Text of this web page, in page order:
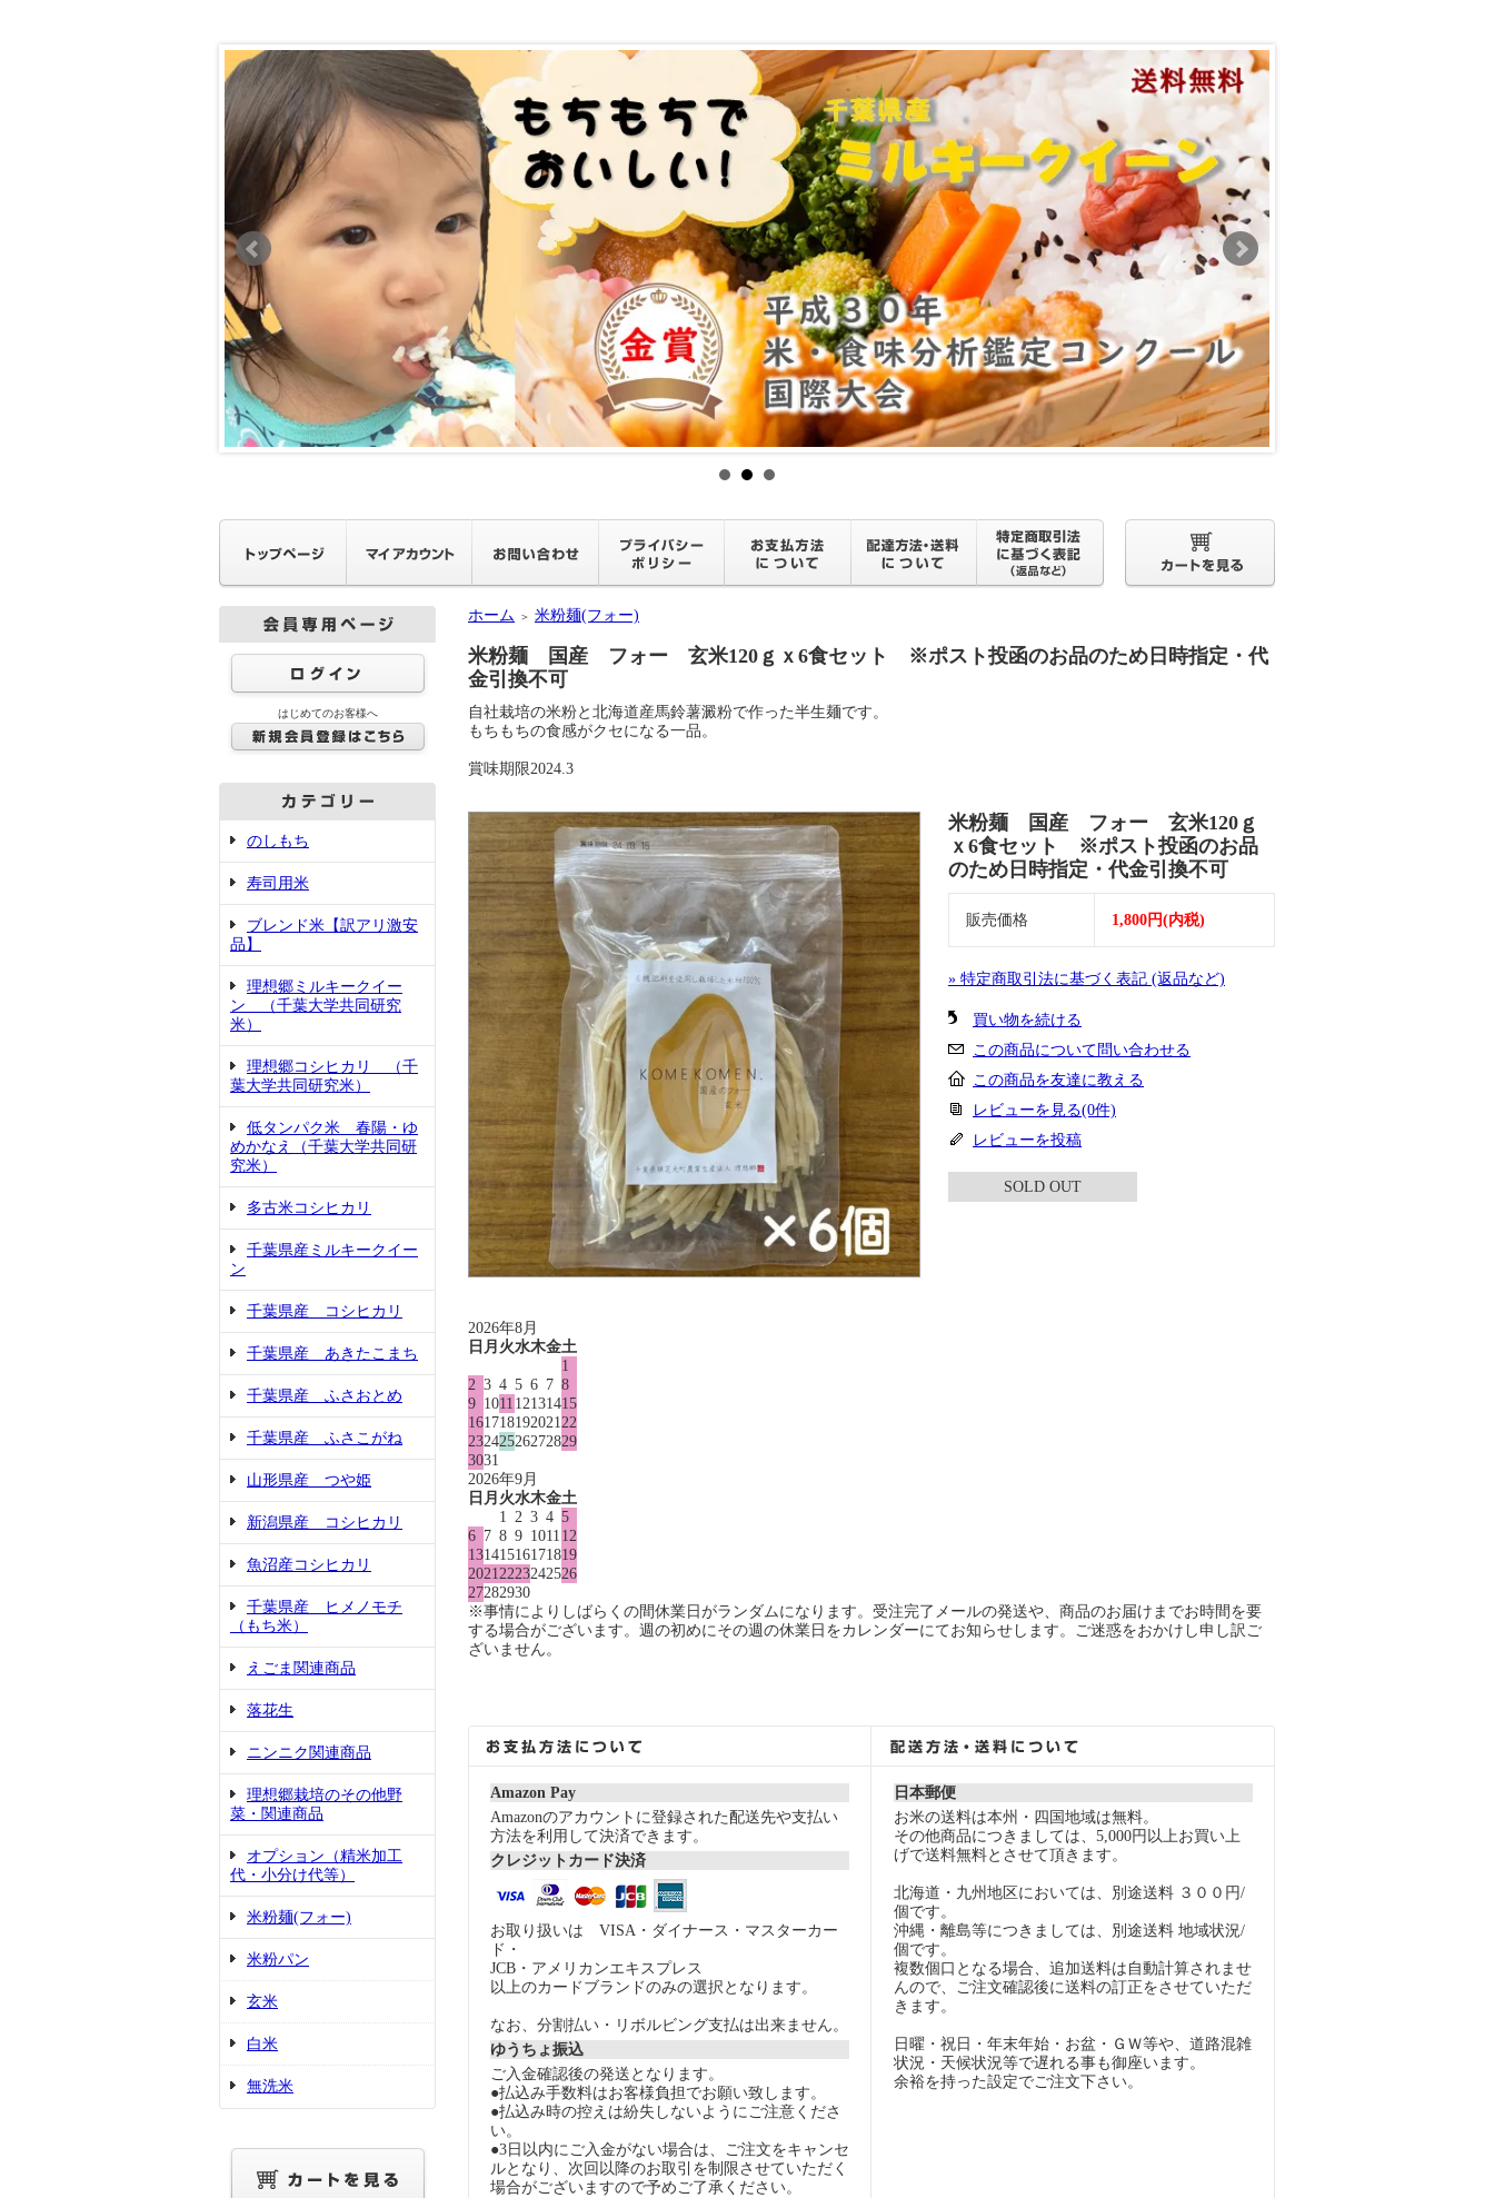
はじめてのお客様へ
のしもち
寿司用米
ブレンド米【訳アリ激安
品】
理想郷ミルキークイー
ン （千葉大学共同研究
米）
理想郷コシヒカリ （千
葉大学共同研究米）
低タンパク米 春陽・ゆ
めかなえ（千葉大学共同研
究米）
多古米コシヒカリ
千葉県産ミルキークイー
ン
千葉県産 コシヒカリ
千葉県産 あきたこまち
千葉県産 ふさおとめ
千葉県産 ふさこがね
山形県産 つや姫
新潟県産 コシヒカリ
魚沼産コシヒカリ
千葉県産 ヒメノモチ
（もち米）
えごま関連商品
落花生
ニンニク関連商品
理想郷栽培のその他野
菜・関連商品
オプション（精米加工
代・小分け代等）
米粉麺(フォー)
米粉パン
玄米
白米
無洗米
ホーム ＞ 米粉麺(フォー)
米粉麺 国産 フォー 玄米120ｇｘ6食セット ※ポスト投函のお品のため日時指定・代
金引換不可
自社栽培の米粉と北海道産馬鈴薯澱粉で作った半生麺です。
もちもちの食感がクセになる一品。
賞味期限2024.3
米粉麺 国産 フォー 玄米120ｇ
ｘ6食セット ※ポスト投函のお品
のため日時指定・代金引換不可
販売価格 1,800円(内税)
» 特定商取引法に基づく表記 (返品など)
買い物を続ける
この商品について問い合わせる
この商品を友達に教える
レビューを見る(0件)
レビューを投稿
SOLD OUT
2026年8月
日 月 火水木金土
1
2 3 4 5 6 7 8
9 1011 12131415
16171819202122
23242526272829
3031
2026年9月
日 月 火水木金土
1 2 3 4 5
6 7 8 9 1011 12
13141516171819
20212223242526
27282930
※事情によりしばらくの間休業日がランダムになります。受注完了メールの発送や、商品のお届けまでお時間を要
する場合がございます。週の初めにその週の休業日をカレンダーにてお知らせします。ご迷惑をおかけし申し訳ご
ざいません。
Amazon Pay
Amazonのアカウントに登録された配送先や支払い
方法を利用して決済できます。
クレジットカード決済
お取り扱いは VISA・ダイナース・マスターカー
ド・
JCB・アメリカンエキスプレス
以上のカードブランドのみの選択となります。
なお、分割払い・リボルビング支払は出来ません。
ゆうちょ振込
ご入金確認後の発送となります。
●払込み手数料はお客様負担でお願い致します。
●払込み時の控えは紛失しないようにご注意くださ
い。
●3日以内にご入金がない場合は、ご注文をキャンセ
ルとなり、次回以降のお取引を制限させていただく
場合がございますので予めご了承ください。
日本郵便
お米の送料は本州・四国地域は無料。
その他商品につきましては、5,000円以上お買い上
げで送料無料とさせて頂きます。
北海道・九州地区においては、別途送料 ３００円/
個です。
沖縄・離島等につきましては、別途送料 地域状況/
個です。
複数個口となる場合、追加送料は自動計算されませ
んので、ご注文確認後に送料の訂正をさせていただ
きます。
日曜・祝日・年末年始・お盆・ＧＷ等や、道路混雑
状況・天候状況等で遅れる事も御座います。
余裕を持った設定でご注文下さい。